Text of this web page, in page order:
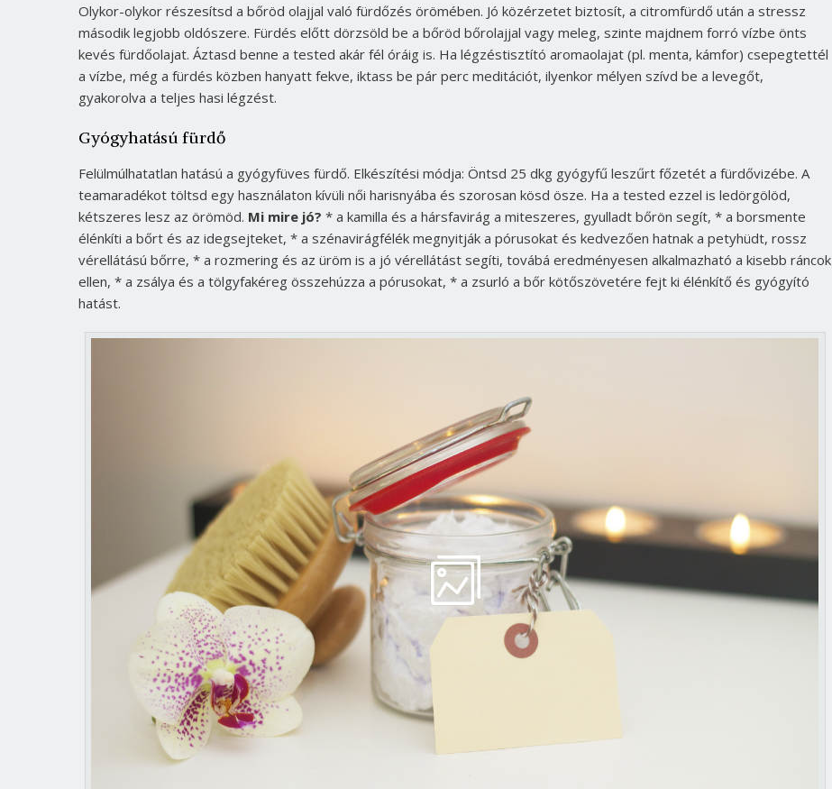
Olykor-olykor részesítsd a bőröd olajjal való fürdőzés örömében. Jó közérzetet biztosít, a citromfürdő után a stressz
második legjobb oldószere. Fürdés előtt dörzsöld be a bőröd bőrolajjal vagy meleg, szinte majdnem forró vízbe önts
kevés fürdőolajat. Áztasd benne a tested akár fél óráig is. Ha légzéstisztító aromaolajat (pl. menta, kámfor) csepegtettél
a vízbe, még a fürdés közben hanyatt fekve, iktass be pár perc meditációt, ilyenkor mélyen szívd be a levegőt,
gyakorolva a teljes hasi légzést.
Gyógyhatású fürdő
Felülmúlhatatlan hatású a gyógyfüves fürdő. Elkészítési módja: Öntsd 25 dkg gyógyfű leszűrt főzetét a fürdővizébe. A
teamaradékot töltsd egy használaton kívüli női harisnyába és szorosan kösd ösze. Ha a tested ezzel is ledörgölöd,
kétszeres lesz az örömöd. Mi mire jó? * a kamilla és a hársfavirág a miteszeres, gyulladt bőrön segít, * a borsmente
élénkíti a bőrt és az idegsejteket, * a szénavirágfélék megnyitják a pórusokat és kedvezően hatnak a petyhüdt, rossz
vérellátású bőrre, * a rozmering és az üröm is a jó vérellátást segíti, továbá eredményesen alkalmazható a kisebb ráncok
ellen, * a zsálya és a tölgyfakéreg összehúzza a pórusokat, * a zsurló a bőr kötőszövetére fejt ki élénkítő és gyógyító
hatást.
Borsonline bejelentkezés
Jelszó
Mégse Bejelentkezés